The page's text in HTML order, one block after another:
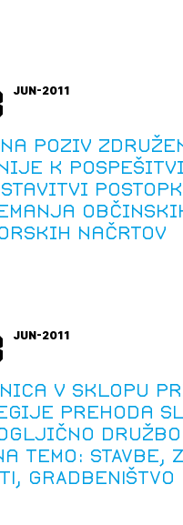
JUN-2011
na poziv
k
načrtov
JUN-2011
v sklopu
prehoda
temo: STAVBE,
GRADBENIŠTVO